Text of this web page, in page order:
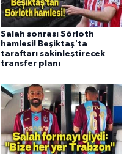
Salah sonrası Sörloth
hamlesi! Beşiktaş'ta
taraftarı sakinleştirecek
transfer planı